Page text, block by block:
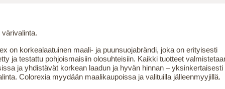
on korkealaatuinen maali- ja puunsuojabrändi, joka on erityisesti
ja testattu pohjoismaisiin olosuhteisiin. Kaikki tuotteet
ja yhdistävät korkean laadun ja hyvän hinnan – yksinkertaisesti
Colorexia myydään maalikaupoissa ja valituilla jälleenmyyjillä.